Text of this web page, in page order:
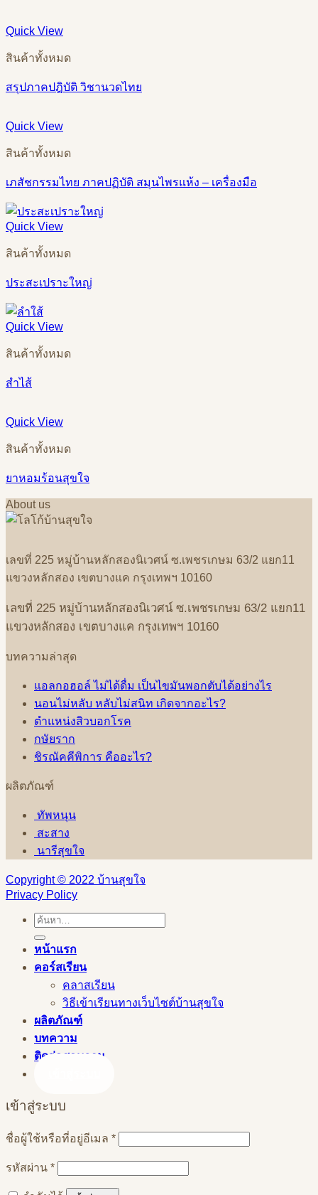
Quick View
สินค้าทั้งหมด
สรุปภาคปฎิบัติ วิชานวดไทย
Quick View
สินค้าทั้งหมด
เภสัชกรรมไทย ภาคปฏิบัติ สมุนไพรแห้ง – เครื่องมือ
Quick View
สินค้าทั้งหมด
ประสะเปราะใหญ่
Quick View
สินค้าทั้งหมด
สำไส้
Quick View
สินค้าทั้งหมด
ยาหอมร้อนสุขใจ
About us
เลขที่ 225 หมู่บ้านหลักสองนิเวศน์ ซ.เพชรเกษม 63/2 แยก11
แขวงหลักสอง เขตบางแค กรุงเทพฯ 10160
เลขที่ 225 หมู่บ้านหลักสองนิเวศน์ ซ.เพชรเกษม 63/2 แยก11
แขวงหลักสอง เขตบางแค กรุงเทพฯ 10160
บทความล่าสุด
แอลกอฮอล์ ไม่ได้ดื่ม เป็นไขมันพอกตับได้อย่างไร
นอนไม่หลับ หลับไม่สนิท เกิดจากอะไร?
ตำแหน่งสิวบอกโรค
กษัยราก
ชิรณัคคีพิการ คืออะไร?
ผลิตภัณฑ์
ทัพหนุน
สะสาง
นารีสุขใจ
Copyright © 2022 บ้านสุขใจ
Privacy Policy
ค้นหา:
หน้าแรก
คอร์สเรียน
คลาสเรียน
วิธีเข้าเรียนทางเว็บไซต์บ้านสุขใจ
ผลิตภัณฑ์
บทความ
ติดต่อสอบถาม
เข้าสู่ระบบ
ชื่อผู้ใช้หรือที่อยู่อีเมล *ต้องการ
รหัสผ่าน *ต้องการ